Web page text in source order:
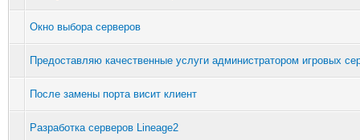
Окно выбора серверов
Предоставляю качественные услуги администратором игровых
После замены порта висит клиент
Разработка серверов Lineage2